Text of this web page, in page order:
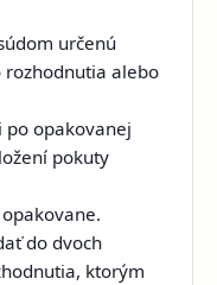
určenú
rozhodnutia alebo
po opakovanej
pokuty
do dvoch
ktorým